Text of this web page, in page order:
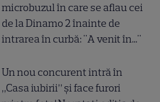
microbuzul în care se aflau cei
de la Dinamo 2 înainte de
intrarea în curbă: "A venit în..."
Un nou concurent intră în
„Casa iubirii” și face furori